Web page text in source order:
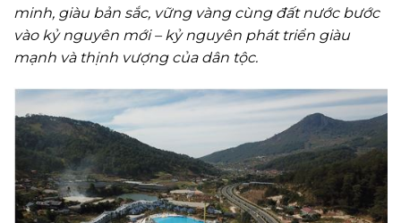
minh, giàu bản sắc, vững vàng cùng đất nước bước
vào kỷ nguyên mới – kỷ nguyên phát triển giàu
mạnh và thịnh vượng của dân tộc.